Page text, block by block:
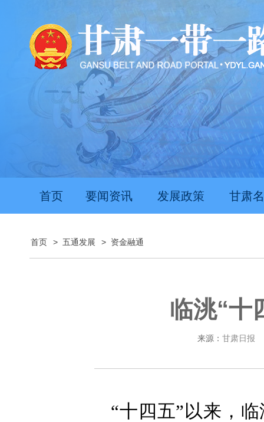
首页 要闻资讯 发展政策 甘肃
首页 > 五通发展 > 资金融通
临洮“十
来源： 甘肃日报
“十四五”以来，